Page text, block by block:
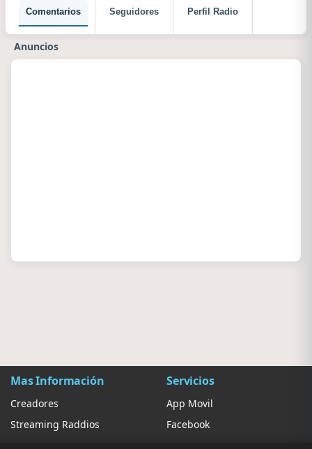
Comentarios Seguidores Perfil Radio
Anuncios
Mas Información
Creadores
Streaming Raddios
Servicios
App Movil
Facebook